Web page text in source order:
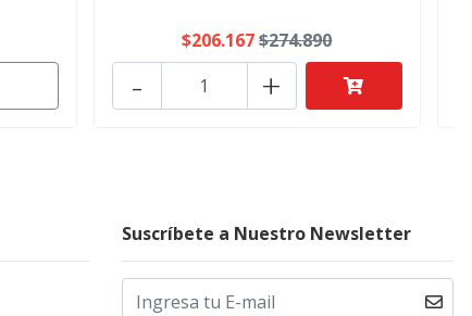
$206.167$274.890
+
-
Suscríbete a Nuestro Newsletter